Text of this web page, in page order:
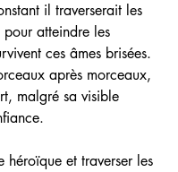
il traverserait les
pour atteindre les
ces âmes brisées.
après morceaux,
malgré sa visible
héroïque et traverser les